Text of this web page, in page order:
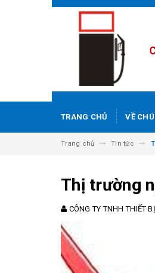
TRANG CHỦ VỀ
Trang chủ Tin tức
Thị trường
CÔNG TY TNHH THIẾT